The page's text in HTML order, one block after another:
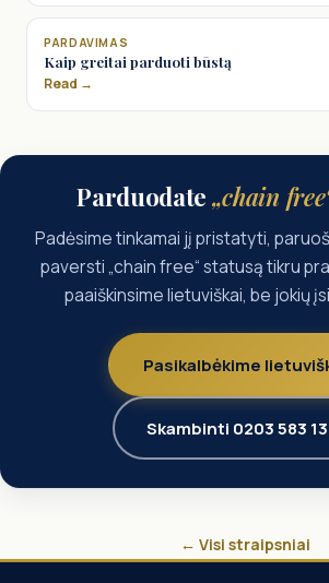
PARDAVIMAS
Kaip greitai parduoti būstą
Read →
Parduodate „chain
Padėsime tinkamai jį pristatyti,
paversti „chain free“ statusą tikru
paaiškinsime lietuviškai, be jokių
Pasikalbėkime
Skambinti 0203 583
← Visi straipsniai